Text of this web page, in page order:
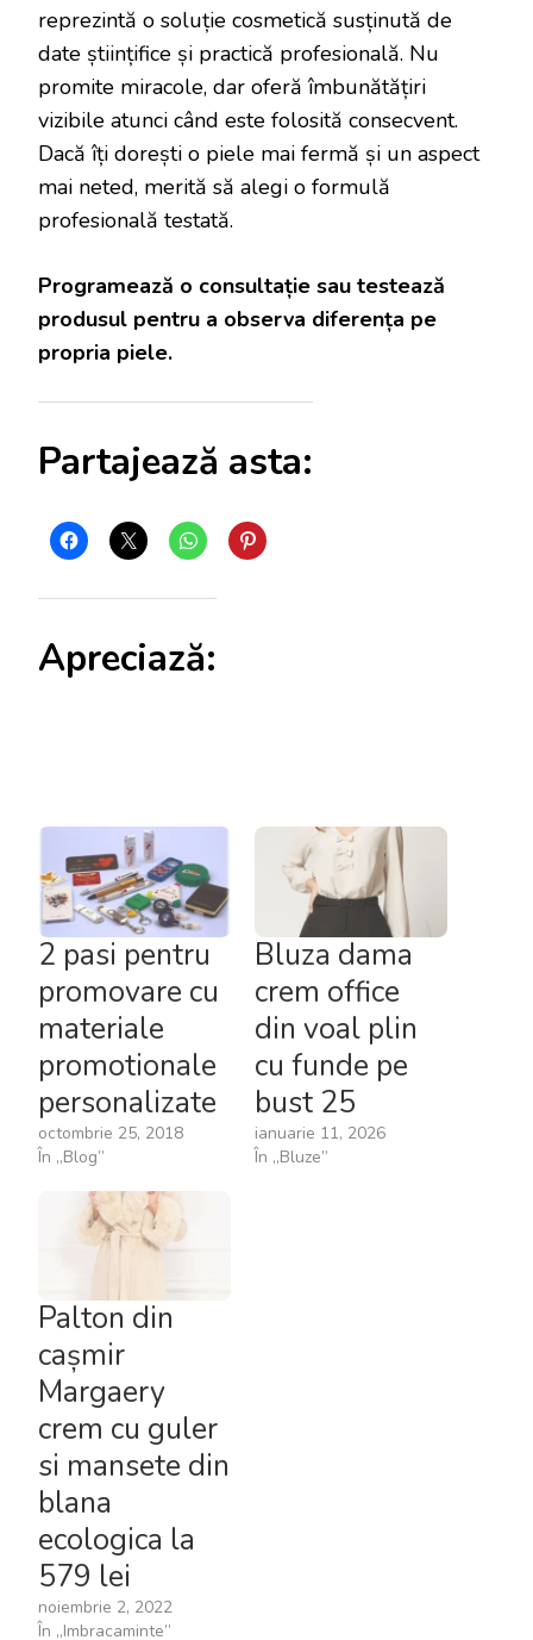
reprezintă o soluție cosmetică susținută de
date științifice și practică profesională. Nu
promite miracole, dar oferă îmbunătățiri
vizibile atunci când este folosită consecvent.
Dacă îți dorești o piele mai fermă și un aspect
mai neted, merită să alegi o formulă
profesională testată.
Programează o consultație sau testează
produsul pentru a observa diferența pe
propria piele.
Partajează asta:
Apreciază:
2 pasi pentru
promovare cu
materiale
promotionale
personalizate
octombrie 25, 2018
În „Blog”
Bluza dama
crem office
din voal plin
cu funde pe
bust 25
ianuarie 11, 2026
În „Bluze”
Palton din
cașmir
Margaery
crem cu guler
si mansete din
blana
ecologica la
579 lei
noiembrie 2, 2022
În „Imbracaminte”